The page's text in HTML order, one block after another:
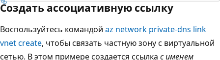
Создать ассоциативную ссылку
Воспользуйтесь командой az network private-dns link
vnet create, чтобы связать частную зону с виртуальной
сетью. В этом примере создается ссылка с именем